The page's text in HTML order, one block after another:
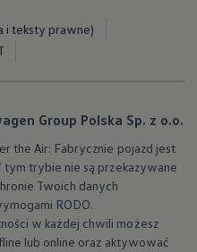
używanych
RTI
i teksty prawne)
Group Polska Sp. z o.o.
the Air: Fabrycznie pojazd jest
trybie nie są przekazywane
Twoich danych
RODO.
w każdej chwili możesz
lub online oraz aktywować